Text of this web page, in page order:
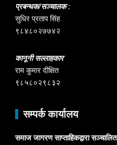
प्रबन्धक/सञ्चालक :
सुधिर प्रताप सिंह
९८४८०२७७४२
कानूनी सल्लाहकार
राम कुमार दीक्षित
९८५८०२९८३२
सम्पर्क कार्यालय
समाज जागरण साप्ताहिकद्वारा सञ्चालित